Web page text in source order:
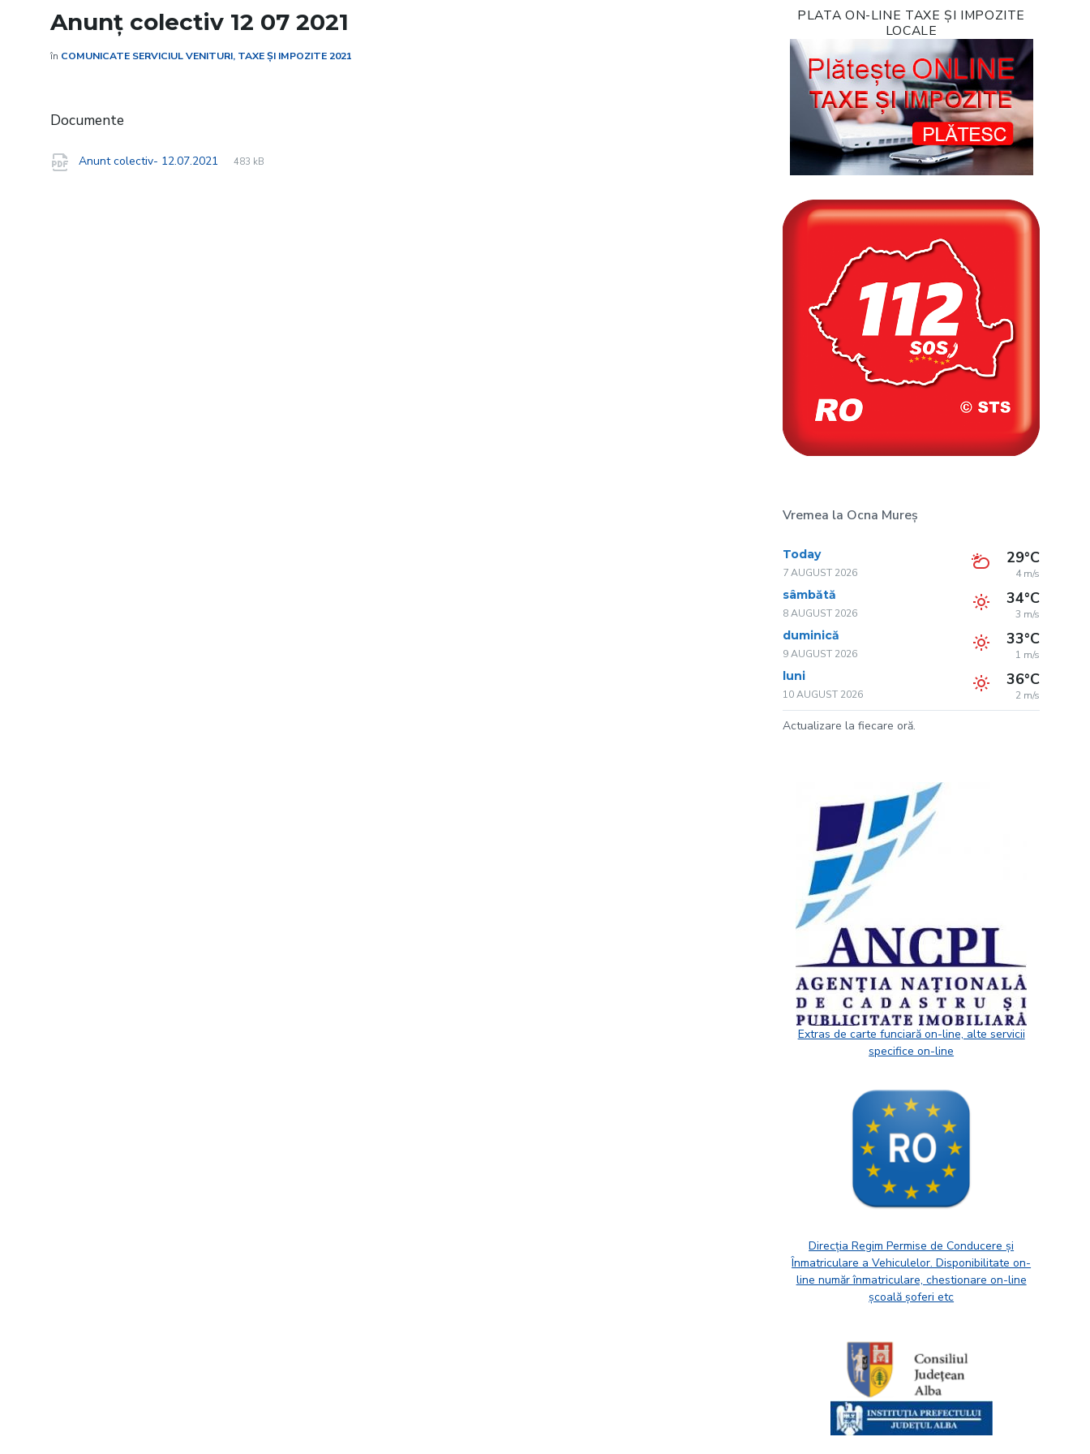
Anunț colectiv 12 07 2021
în COMUNICATE SERVICIUL VENITURI, TAXE ȘI IMPOZITE 2021
Documente
Anunt colectiv- 12.07.2021
File
pdf
File
483 kB
PLATA ON-LINE TAXE ȘI IMPOZITE
LOCALE
Vremea la Ocna Mureș
Today
7 AUGUST 2026
29°C
4 m/s
sâmbătă
8 AUGUST 2026
34°C
3 m/s
duminică
9 AUGUST 2026
33°C
1 m/s
luni
10 AUGUST 2026
36°C
2 m/s
Actualizare la fiecare oră.
Extras de carte funciară on-line, alte servicii
specifice on-line
Direcția Regim Permise de Conducere și
Înmatriculare a Vehiculelor. Disponibilitate on-
line număr înmatriculare, chestionare on-line
școală șoferi etc